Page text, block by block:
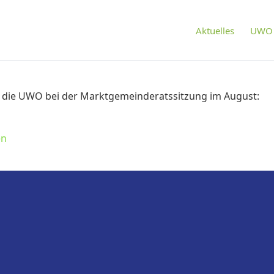
Aktuelles
UWO bei der Marktgemeinderatssitzung im August: